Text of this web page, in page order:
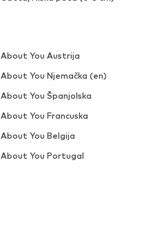
About You Austrija
About You Njemačka (en)
About You Španjolska
About You Francuska
About You Belgija
About You Portugal